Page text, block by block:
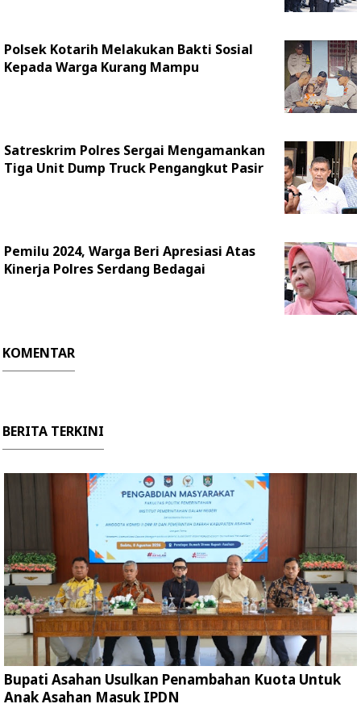
Polsek Kotarih Melakukan Bakti Sosial
Kepada Warga Kurang Mampu
Satreskrim Polres Sergai Mengamankan
Tiga Unit Dump Truck Pengangkut Pasir
Pemilu 2024, Warga Beri Apresiasi Atas
Kinerja Polres Serdang Bedagai
KOMENTAR
BERITA TERKINI
Bupati Asahan Usulkan Penambahan Kuota Untuk
Anak Asahan Masuk IPDN